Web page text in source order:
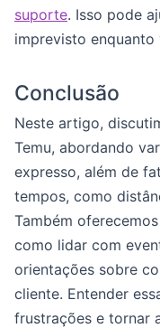
suporte. Isso pode
imprevisto enquanto
Conclusão
Neste artigo,
Temu, abordando
expresso, além de
tempos, como
Também
como lidar com
orientações sobre
cliente. Entender
frustrações e tornar